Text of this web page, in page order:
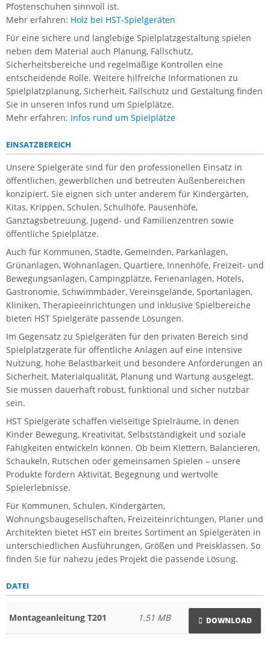
Pfostenschuhen sinnvoll ist.
Mehr erfahren: Holz bei HST-Spielgeräten
Für eine sichere und langlebige Spielplatzgestaltung spielen
neben dem Material auch Planung, Fallschutz,
Sicherheitsbereiche und regelmäßige Kontrollen eine
entscheidende Rolle. Weitere hilfreiche Informationen zu
Spielplatzplanung, Sicherheit, Fallschutz und Gestaltung finden
Sie in unseren Infos rund um Spielplätze.
Mehr erfahren: Infos rund um Spielplätze
EINSATZBEREICH
Unsere Spielgeräte sind für den professionellen Einsatz in
öffentlichen, gewerblichen und betreuten Außenbereichen
konzipiert. Sie eignen sich unter anderem für Kindergärten,
Kitas, Krippen, Schulen, Schulhöfe, Pausenhöfe,
Ganztagsbetreuung, Jugend- und Familienzentren sowie
öffentliche Spielplätze.
Auch für Kommunen, Städte, Gemeinden, Parkanlagen,
Grünanlagen, Wohnanlagen, Quartiere, Innenhöfe, Freizeit- und
Bewegungsanlagen, Campingplätze, Ferienanlagen, Hotels,
Gastronomie, Schwimmbäder, Vereinsgelände, Sportanlagen,
Kliniken, Therapieeinrichtungen und inklusive Spielbereiche
bieten HST Spielgeräte passende Lösungen.
Im Gegensatz zu Spielgeräten für den privaten Bereich sind
Spielplatzgeräte für öffentliche Anlagen auf eine intensive
Nutzung, hohe Belastbarkeit und besondere Anforderungen an
Sicherheit, Materialqualität, Planung und Wartung ausgelegt.
Sie müssen dauerhaft robust, funktional und sicher nutzbar
sein.
HST Spielgeräte schaffen vielseitige Spielräume, in denen
Kinder Bewegung, Kreativität, Selbstständigkeit und soziale
Fähigkeiten entwickeln können. Ob beim Klettern, Balancieren,
Schaukeln, Rutschen oder gemeinsamen Spielen – unsere
Produkte fördern Aktivität, Begegnung und wertvolle
Spielerlebnisse.
Für Kommunen, Schulen, Kindergärten,
Wohnungsbaugesellschaften, Freizeiteinrichtungen, Planer und
Architekten bietet HST ein breites Sortiment an Spielgeräten in
unterschiedlichen Ausführungen, Größen und Preisklassen. So
finden Sie für nahezu jedes Projekt die passende Lösung.
DATEI
Montageanleitung T201 DOWNLOAD
1.51 MB